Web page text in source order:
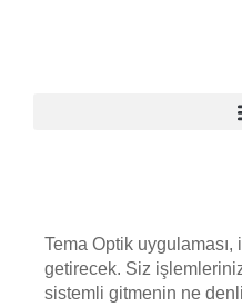
Tema Optik
getirecek. Siz
sistemli gitmenin ne